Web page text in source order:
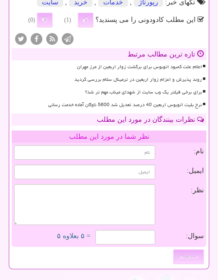
تگهای خبر:
رپورتاژ خدمات خرید سایت
این مطلب کادودونی را می پسندید؟ (1)
(0)
تازه ترین مطالب مرتبط
اعلام علت کمبود اتوبوس برای برگشت زوار اربعین از مرز مهران
روند پذیرش و اعزام زوار اربعین در ترمینال سلام بررسی گردید
برای برخی فیلتر یک وب سایت از شهدای میناب مهم تر شد؟
نرخ بلیت اتوبوس اربعین 40 درصد تعدیل شد 5600 ناوگان آماده خدمت رسانی
نظرات بینندگان در مورد این مطلب
نظر شما در مورد این مطلب
نام:
ایمیل:
نظر:
سوال: = ۵ بعلاوه ۵